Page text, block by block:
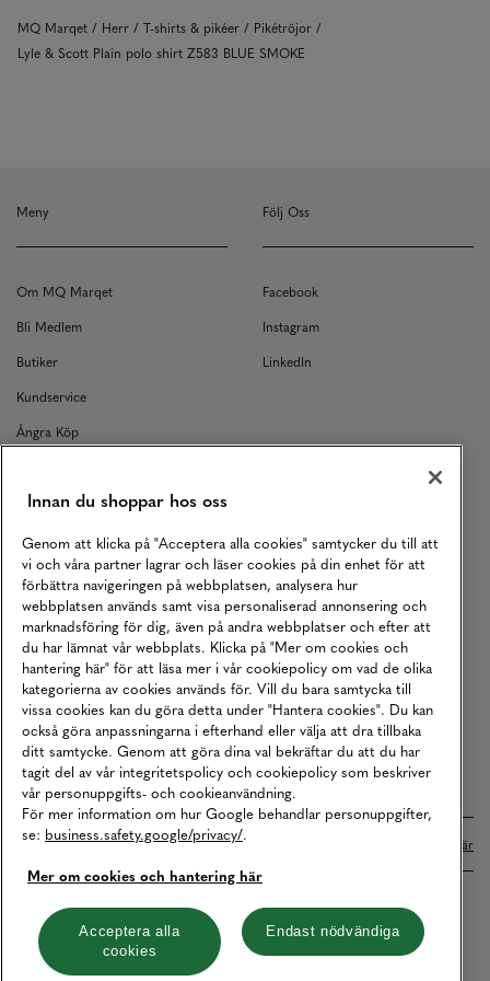
MQ Marqet Herr T-shirts & pikéer
Pikétröjor
Lyle & Scott Plain polo shirt Z583 BLUE SMOKE
Meny
Om MQ Marqet
Bli Medlem
Butiker
Kundservice
Ångra Köp
Returer
Köpvillkor
Karriär
Vårt Ansvar
Våra Tjänster
Press
Studentrabatt
B2B
Tillgänglighetsredogörelse
Följ Oss
Facebook
Instagram
LinkedIn
Betalningar online sköts i samarbete med Klarna. Läs mer här
Cookies Integritetspolicy
Hantera cookies
Innan du shoppar hos oss
Genom att klicka på "Acceptera alla cookies" samtycker du till att
vi och våra partner lagrar och läser cookies på din enhet för att
förbättra navigeringen på webbplatsen, analysera hur
webbplatsen används samt visa personaliserad annonsering och
marknadsföring för dig, även på andra webbplatser och efter att
du har lämnat vår webbplats. Klicka på "Mer om cookies och
hantering här" för att läsa mer i vår cookiepolicy om vad de olika
kategorierna av cookies används för. Vill du bara samtycka till
vissa cookies kan du göra detta under "Hantera cookies". Du kan
också göra anpassningarna i efterhand eller välja att dra tillbaka
ditt samtycke. Genom att göra dina val bekräftar du att du har
tagit del av vår integritetspolicy och cookiepolicy som beskriver
vår personuppgifts- och cookieanvändning.
För mer information om hur Google behandlar personuppgifter,
se: business.safety.google/privacy/.
Mer om cookies och hantering här
Acceptera alla
cookies
Endast nödvändiga